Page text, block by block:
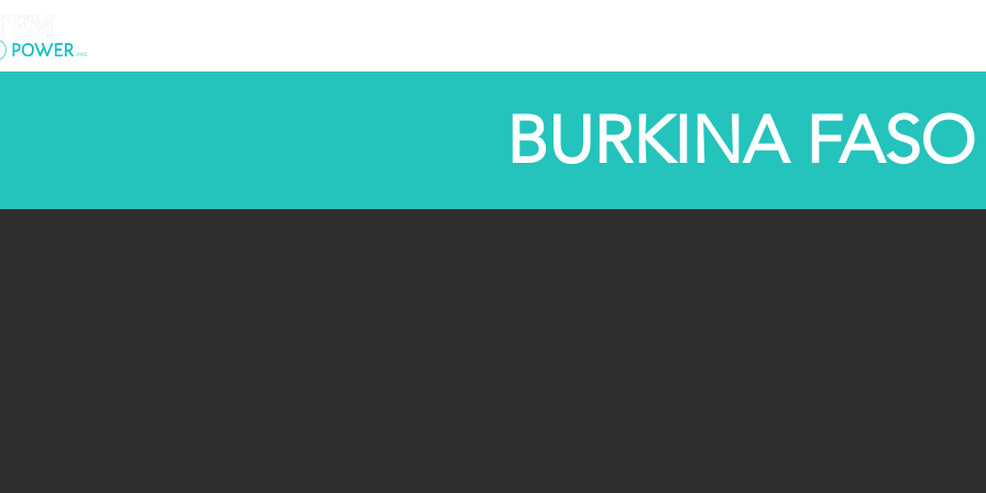
BURKINA FASO